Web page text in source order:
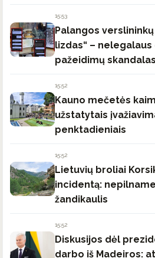
15:53
Palangos
lizdas“ –
pažeidimų skandalas
15:52
Kauno mečetės
užstatytais
penktadieniais
15:52
Lietuvių broliai
incidentą:
žandikaulis
15:52
Diskusijos dėl
darbo iš Madeiros: